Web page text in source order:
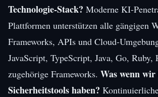
Technologie-Stack? Moderne KI-
Plattformen unterstützen alle gängigen
Frameworks, APIs und Cloud-
JavaScript, TypeScript, Java, Go, Ruby,
zugehörige Frameworks. Was wenn
Sicherheitstools haben?